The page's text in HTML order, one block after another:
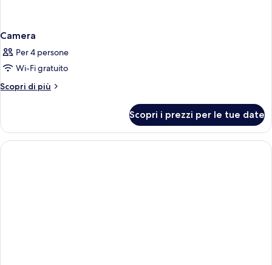
Camera
Per 4 persone
Wi-Fi gratuito
Scopri di più
Altri
Scopri i prezzi per le tue date